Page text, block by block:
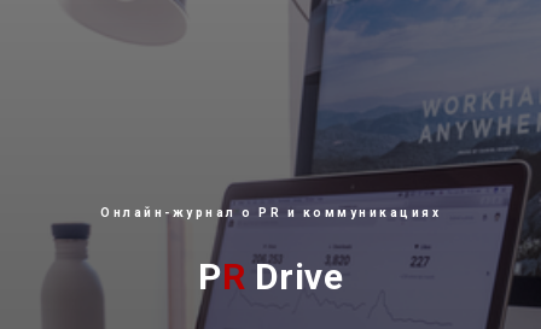
Онлайн-журнал о PR и коммуникациях
PR Drive